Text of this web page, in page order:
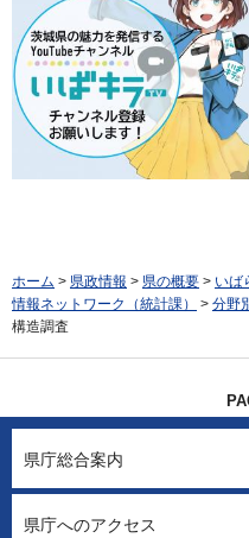
ホーム > 県政情報 > 県の概要 > いば
情報ネットワーク（統計課）
> 分野
構造調査
県庁総合案内
県庁へのアクセス